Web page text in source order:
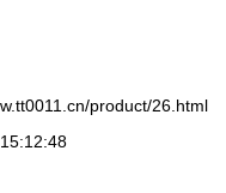
product/26.html